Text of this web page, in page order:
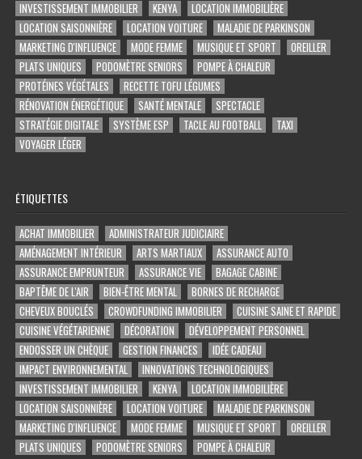
INVESTISSEMENT IMMOBILIER
KENYA
LOCATION IMMOBILIÈRE
LOCATION SAISONNIÈRE
LOCATION VOITURE
MALADIE DE PARKINSON
MARKETING D'INFLUENCE
MODE FEMME MUSIQUE ET SPORT
OREILLER
PLATS UNIQUES
PODOMÈTRE SENIORS
POMPE À CHALEUR
PROTÉINES VÉGÉTALES
RECETTE TOFU LÉGUMES
RÉNOVATION ÉNERGÉTIQUE
SANTÉ MENTALE
SPECTACLE
STRATÉGIE DIGITALE
SYSTÈME ESP TACLE AU FOOTBALL
TAXI
VOYAGER LÉGER
ÉTIQUETTES
ACHAT IMMOBILIER
ADMINISTRATEUR JUDICIAIRE
AMÉNAGEMENT INTÉRIEUR
ARTS MARTIAUX
ASSURANCE AUTO
ASSURANCE EMPRUNTEUR
ASSURANCE VIE
BAGAGE CABINE
BAPTÊME DE L'AIR
BIEN-ÊTRE MENTAL
BORNES DE RECHARGE
CHEVEUX BOUCLÉS
CROWDFUNDING IMMOBILIER
CUISINE SAINE ET RAPIDE
CUISINE VÉGÉTARIENNE
DÉCORATION
DÉVELOPPEMENT PERSONNEL
ENDOSSER UN CHÈQUE
GESTION FINANCES
IDÉE CADEAU
IMPACT ENVIRONNEMENTAL
INNOVATIONS TECHNOLOGIQUES
INVESTISSEMENT IMMOBILIER
KENYA
LOCATION IMMOBILIÈRE
LOCATION SAISONNIÈRE
LOCATION VOITURE
MALADIE DE PARKINSON
MARKETING D'INFLUENCE
MODE FEMME MUSIQUE ET SPORT
OREILLER
PLATS UNIQUES
PODOMÈTRE SENIORS
POMPE À CHALEUR